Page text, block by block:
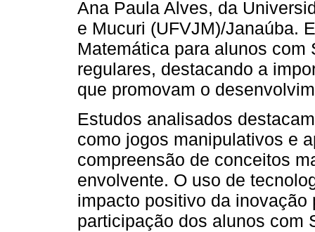
Ana Paula Alves, da
e Mucuri (UFVJM)/Janaúba.
Matemática para alunos
regulares, destacando a
que promovam o
Estudos analisados
como jogos manipulativos e
compreensão de conceitos
envolvente. O uso de
impacto positivo da
participação dos alunos com